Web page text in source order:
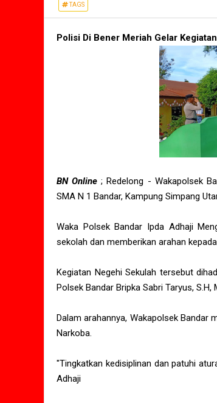
TAGS
Polisi Di Bener Meriah Gelar
BN Online ; Redelong - Wakapolsek
SMA N 1 Bandar, Kampung Simpang
Waka Polsek Bandar Ipda Adhaji
sekolah dan memberikan arahan
Kegiatan Negehi Sekulah tersebut
Polsek Bandar Bripka Sabri Taryus,
Dalam arahannya, Wakapolsek Bandar
Narkoba.
"Tingkatkan kedisiplinan dan patuhi
Adhaji